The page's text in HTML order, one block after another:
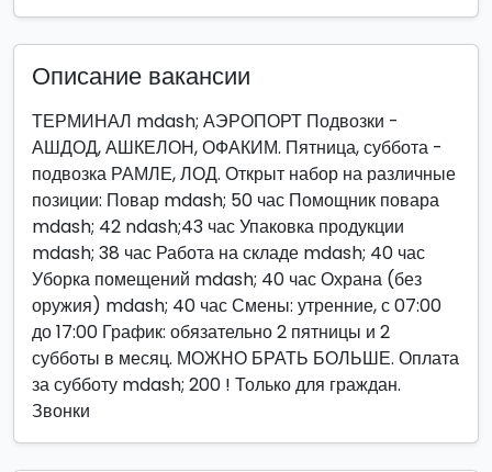
Описание вакансии
ТЕРМИНАЛ mdash; АЭРОПОРТ Подвозки -
АШДОД, АШКЕЛОН, ОФАКИМ. Пятница, суббота -
подвозка РАМЛЕ, ЛОД. Открыт набор на различные
позиции: Повар mdash; 50 час Помощник повара
mdash; 42 ndash;43 час Упаковка продукции
mdash; 38 час Работа на складе mdash; 40 час
Уборка помещений mdash; 40 час Охрана (без
оружия) mdash; 40 час Смены: утренние, с 07:00
до 17:00 График: обязательно 2 пятницы и 2
субботы в месяц. МОЖНО БРАТЬ БОЛЬШЕ. Оплата
за субботу mdash; 200 ! Только для граждан.
Звонки